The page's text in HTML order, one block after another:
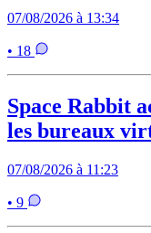
07/08/2026 à 13:34
• 18
Space Rabbit
les bureaux
07/08/2026 à 11:23
• 9